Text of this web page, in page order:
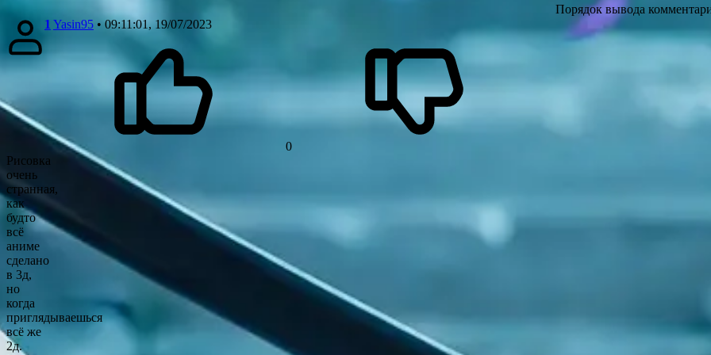
Порядок вывода
1 Yasin95 • 09:11:01, 19/07/2023
0
Рисовка
очень
странная,
как
будто
всё
аниме
сделано
в 3д,
но
когда
приглядываешься
всё же
2д.